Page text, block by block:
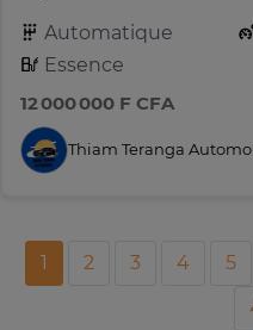
Automatique
Essence
12 000 000 F CFA
Thiam Teranga
1 2 3 4 5